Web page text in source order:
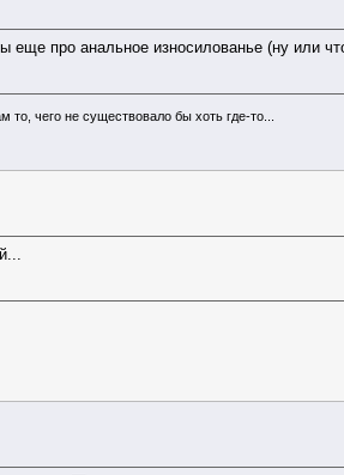
еще про анальное износилованье (ну или
чего не существовало бы хоть где-то...